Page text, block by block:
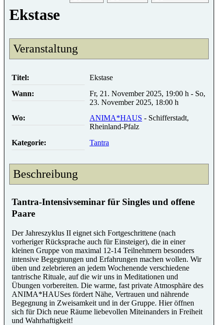
Ekstase
Veranstaltung
Titel:
Ekstase
Wann:
Fr, 21. November 2025, 19:00 h - So,
23. November 2025, 18:00 h
Wo:
ANIMA*HAUS - Schifferstadt,
Rheinland-Pfalz
Kategorie:
Tantra
Beschreibung
Tantra-Intensivseminar für Singles und offene
Paare
Der Jahreszyklus II eignet sich Fortgeschrittene (nach
vorheriger Rücksprache auch für Einsteiger), die in einer
kleinen Gruppe von maximal 12-14 Teilnehmern besonders
intensive Begegnungen und Erfahrungen machen wollen. Wir
üben und zelebrieren an jedem Wochenende verschiedene
tantrische Rituale, auf die wir uns in Meditationen und
Übungen vorbereiten. Die warme, fast private Atmosphäre des
ANIMA*HAUSes fördert Nähe, Vertrauen und nährende
Begegnung in Zweisamkeit und in der Gruppe. Hier öffnen
sich für Dich neue Räume liebevollen Miteinanders in Freiheit
und Wahrhaftigkeit!